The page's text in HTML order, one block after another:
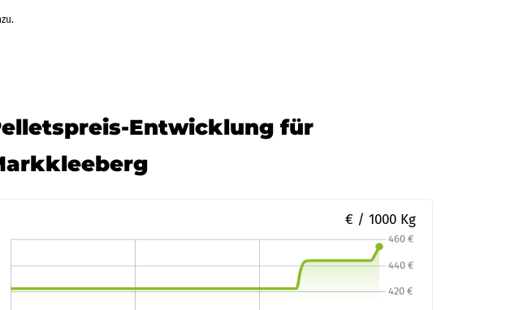
Entwicklung für
€ / 1000 Kg